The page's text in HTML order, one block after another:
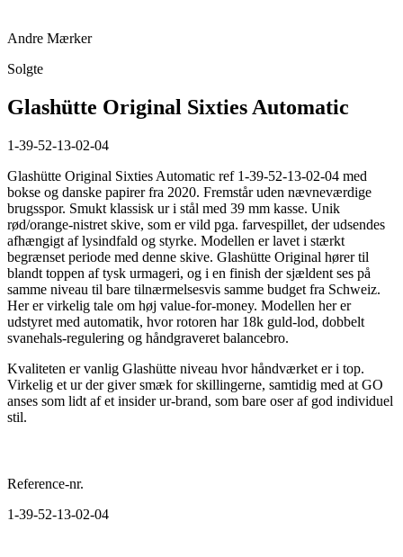
Andre Mærker
Solgte
Glashütte Original Sixties Automatic
1-39-52-13-02-04
Glashütte Original Sixties Automatic ref 1-39-52-13-02-04 med
bokse og danske papirer fra 2020. Fremstår uden nævneværdige
brugsspor. Smukt klassisk ur i stål med 39 mm kasse. Unik
rød/orange-nistret skive, som er vild pga. farvespillet, der udsendes
afhængigt af lysindfald og styrke. Modellen er lavet i stærkt
begrænset periode med denne skive. Glashütte Original hører til
blandt toppen af tysk urmageri, og i en finish der sjældent ses på
samme niveau til bare tilnærmelsesvis samme budget fra Schweiz.
Her er virkelig tale om høj value-for-money. Modellen her er
udstyret med automatik, hvor rotoren har 18k guld-lod, dobbelt
svanehals-regulering og håndgraveret balancebro.
Kvaliteten er vanlig Glashütte niveau hvor håndværket er i top.
Virkelig et ur der giver smæk for skillingerne, samtidig med at GO
anses som lidt af et insider ur-brand, som bare oser af god individuel
stil.
Reference-nr.
1-39-52-13-02-04